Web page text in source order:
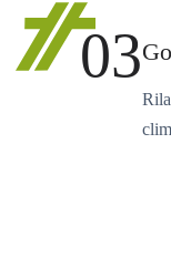
03